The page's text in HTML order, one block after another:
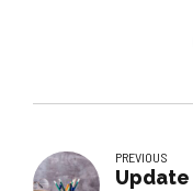
PREVIOUS
Update